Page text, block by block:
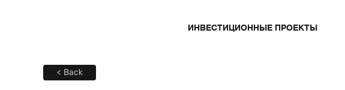
ИНВЕСТИЦИОННЫЕ ПРОЕКТЫ
< Back